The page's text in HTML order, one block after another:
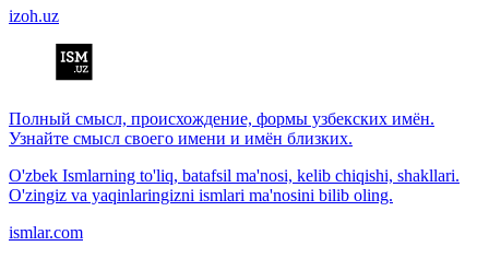
izoh.uz
Полный смысл, происхождение, формы узбекских имён.
Узнайте смысл своего имени и имён близких.
O'zbek Ismlarning to'liq, batafsil ma'nosi, kelib chiqishi, shakllari.
O'zingiz va yaqinlaringizni ismlari ma'nosini bilib oling.
ismlar.com